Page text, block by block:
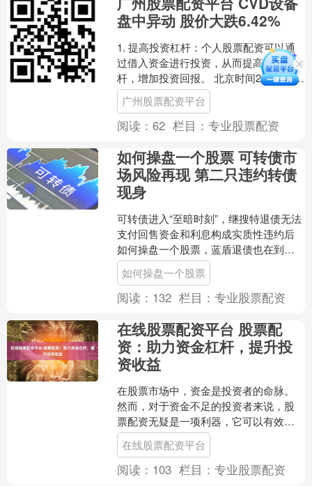
盘中异动 股价大跌6.42%
1. 提高投资杠杆：个人股票配资可以通
过借入资金进行投资，从而提高投资杠
杆，增加投资回报。 北京时间2024年08
月15日01时08分，CVD设备（CVV.us....
广州股票配资平台
阅读：62 栏目：专业股票配资
如何操盘一个股票 可转债市
场风险再现 第二只违约转债
现身
可转债进入“至暗时刻”，继搜特退债无法
支付回售资金和利息构成实质性违约后
如何操盘一个股票，蓝盾退债也在到期
日未能支付本息，成为转债史上第二只
违约的转债。8月14....
如何操盘一个股票
阅读： 132 栏目：专业股票配资
在线股票配资平台 股票配
资：助力资金杠杆，提升投
资收益
在股票市场中，资金是投资者的命脉。
然而，对于资金不足的投资者来说，股
票配资无疑是一项利器，它可以有效地
放大资金杠杆，提升投资收益。 1. 自有
资金配资：投资者使....
在线股票配资平台
阅读： 103 栏目：专业股票配资